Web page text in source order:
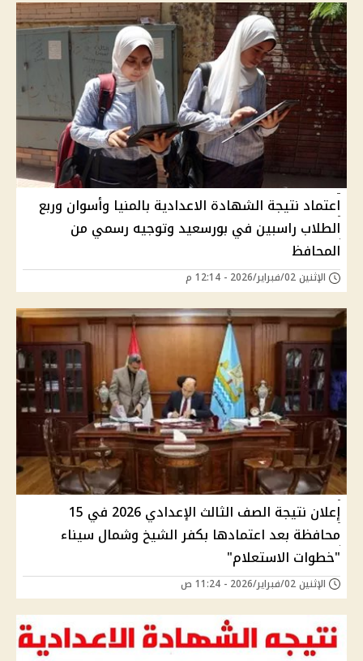
اعتماد نتيجة الشهادة الاعدادية بالمنيا وأسوان وربع
الطلاب راسبين في بورسعيد وتوجيه رسمي من
المحافظ
الإثنين 02/فبراير/2026 - 12:14 م
إعلان نتيجة الصف الثالث الإعدادي 2026 في 15
محافظة بعد اعتمادها بكفر الشيخ وشمال سيناء
"خطوات الاستعلام"
الإثنين 02/فبراير/2026 - 11:24 ص